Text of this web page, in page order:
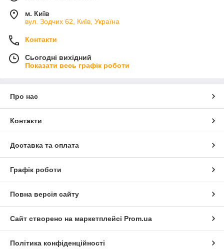
м. Київ
вул. Зодчих 62, Київ, Україна
Контакти
Сьогодні вихідний
Показати весь графік роботи
Про нас
Контакти
Доставка та оплата
Графік роботи
Повна версія сайту
Сайт створено на маркетплейсі Prom.ua
Політика конфіденційності